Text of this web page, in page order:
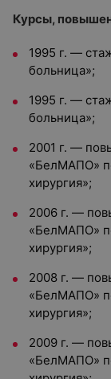
Курсы,
1995 г. —
больница»;
1995 г. —
больница»;
2001 г. —
«БелМАПО»
хирургия»;
2006 г. —
«БелМАПО»
хирургия»;
2008 г. —
«БелМАПО»
хирургия»;
2009 г. —
«БелМАПО»